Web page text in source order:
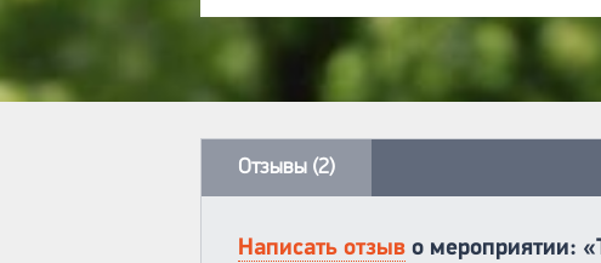
Отзывы (2)
Написать отзыв о мероприятии: